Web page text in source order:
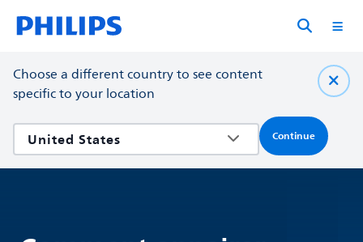
Choose a different country to see content
specific to your location
Continue